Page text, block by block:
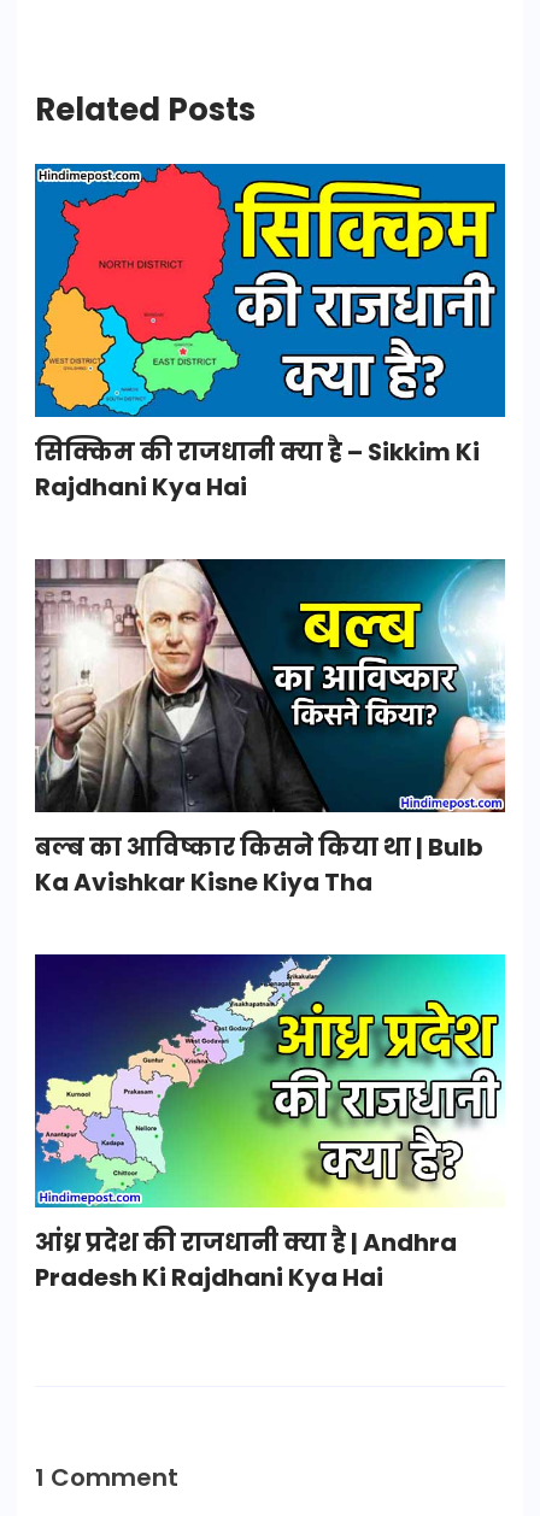
Related Posts
सिक्किम की राजधानी क्या है – Sikkim Ki
Rajdhani Kya Hai
बल्ब का आविष्कार किसने किया था | Bulb
Ka Avishkar Kisne Kiya Tha
आंध्र प्रदेश की राजधानी क्या है | Andhra
Pradesh Ki Rajdhani Kya Hai
1 Comment